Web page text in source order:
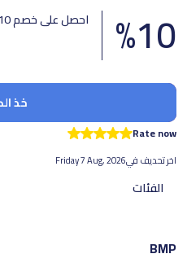
10
% احصل على خصم 10% على مشترياتك
خذ
Rate now
اخر تحديف فيFriday 7 Aug, 2026
الفئات
BMP